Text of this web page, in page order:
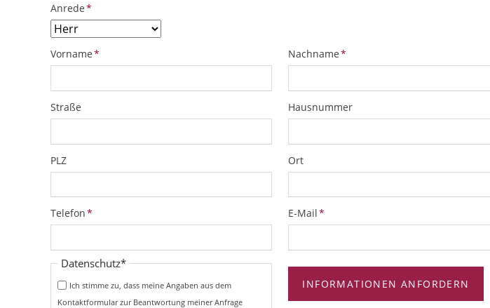
Pflichtfeld
Anrede*
Pflichtfeld
Vorname* Pflichtfeld
Nachname*
Straße Hausnummer
PLZ Ort
Pflichtfeld
Telefon* Pflichtfeld
E-Mail*
Pflichtfeld
Datenschutz*
Ich stimme zu, dass meine Angaben aus dem
Kontaktformular zur Beantwortung meiner Anfrage
INFORMATIONEN ANFORDERN